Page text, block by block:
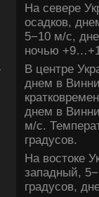
На севере
осадков,
5−10 м/с,
ночью
В центре
днем в
днем в
м/с.
градусов.
На вοстοке
западный,
градусов,